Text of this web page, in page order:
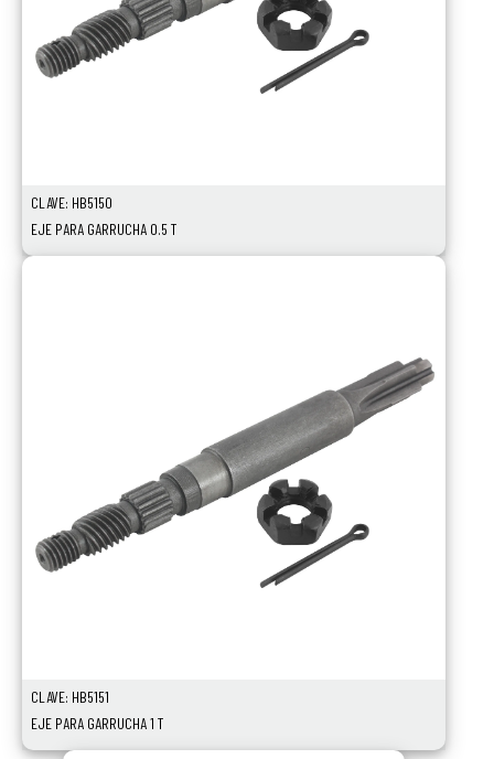
CLAVE: HB5150
EJE PARA GARRUCHA 0.5 T
CLAVE: HB5151
EJE PARA GARRUCHA 1 T